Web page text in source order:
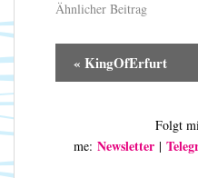
Reaggae • Rare Soul •
RnB • Ska
Ähnlicher Beitrag
« KingOfErfurt
Folgt
me: Newsletter|